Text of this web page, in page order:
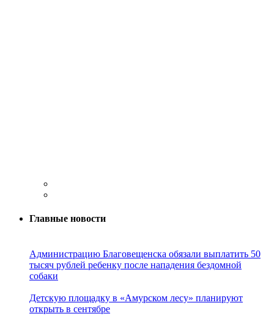
Главные новости
Администрацию Благовещенска обязали выплатить 50
тысяч рублей ребенку после нападения бездомной
собаки
Детскую площадку в «Амурском лесу» планируют
открыть в сентябре